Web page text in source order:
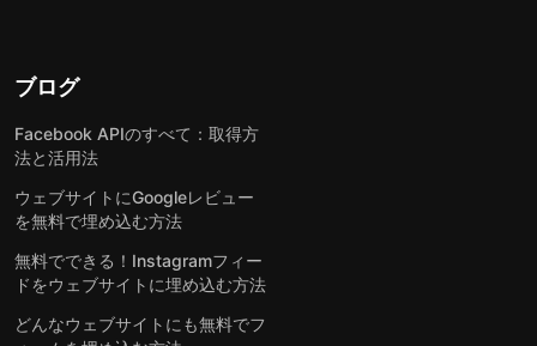
ブログ
Facebook APIのすべて：取得方
法と活用法
ウェブサイトにGoogleレビュー
を無料で埋め込む方法
無料でできる！Instagramフィー
ドをウェブサイトに埋め込む方法
どんなウェブサイトにも無料でフ